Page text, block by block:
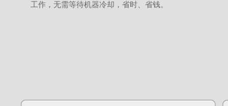
工作，无需等待机器冷却，省时、省钱。